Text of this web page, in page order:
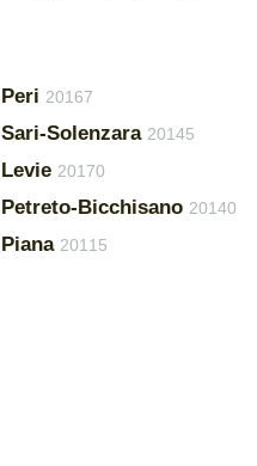
Peri 20167
Sari-Solenzara 20145
Levie 20170
Petreto-Bicchisano 20140
Piana 20115